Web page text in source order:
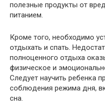
полезные продукты от
питанием.
Кроме того, необходимо
отдыхать и спать.
полноценного отдыха
физическое и
Следует научить ребенка
соблюдения режима дня,
сна.